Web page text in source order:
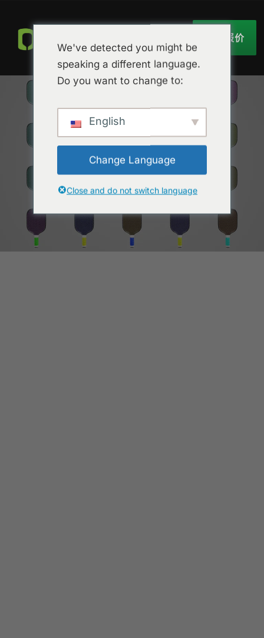
获取报价
We've detected you might be
speaking a different language.
Do you want to change to:
English
Change Language
Close and do not switch language